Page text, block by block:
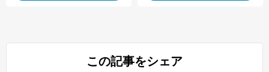
この記事をシェア